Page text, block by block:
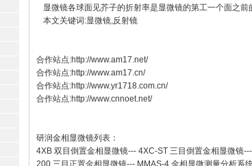
显微镜各球面见芥子的折射率是显微镜的第工一个面之
本文关键词:显微镜,反射镜
合作站点:http://www.am17.net/
合作站点:http://www.am17.cn/
合作站点:http://www.yr1718.com.cn/
合作站点:http://www.cnnoet.net/
研润金相显微镜列表：
4XB 双目倒置金相显微镜--- 4XC-ST 三目倒置金相显微镜---
200 三目正置金相显微镜--- MMAS-4 金相显微测量分析系